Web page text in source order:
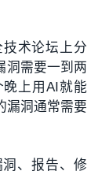
术论坛上分
洞需要一到两
上用AI就能
漏洞通常需要
、报告、修